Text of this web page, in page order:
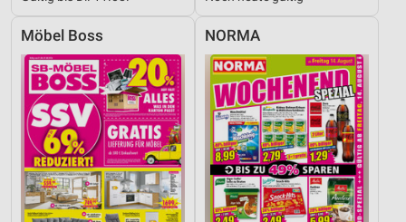
Möbel Boss NORMA